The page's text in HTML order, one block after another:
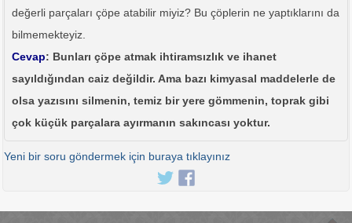
değerli parçaları çöpe atabilir miyiz? Bu çöplerin ne yaptıklarını da
bilmemekteyiz.
Cevap: Bunları çöpe atmak ihtiramsızlık ve ihanet
sayıldığından caiz değildir. Ama bazı kimyasal maddelerle de
olsa yazısını silmenin, temiz bir yere gömmenin, toprak gibi
çok küçük parçalara ayırmanın sakıncası yoktur.
Yeni bir soru göndermek için buraya tıklayınız